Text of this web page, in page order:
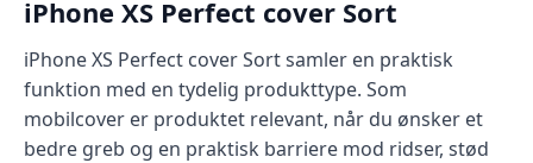
iPhone XS Perfect cover Sort
iPhone XS Perfect cover Sort samler en praktisk
funktion med en tydelig produkttype. Som
mobilcover er produktet relevant, når du ønsker et
bedre greb og en praktisk barriere mod ridser, stød